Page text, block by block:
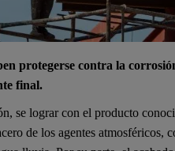
protegerse contra la
final.
se lograr con el producto
de los agentes atmosféricos,